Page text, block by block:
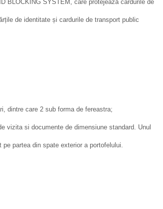
BLOCKING SYSTEM, care protejează cardurile de
de identitate și cardurile de transport public
dintre care 2 sub forma de fereastra;
vizita si documente de dimensiune standard. Unul
partea din spate exterior a portofelului.